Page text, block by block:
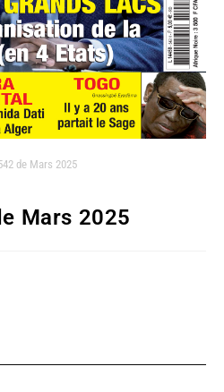
de Mars 2025
Mars 2025